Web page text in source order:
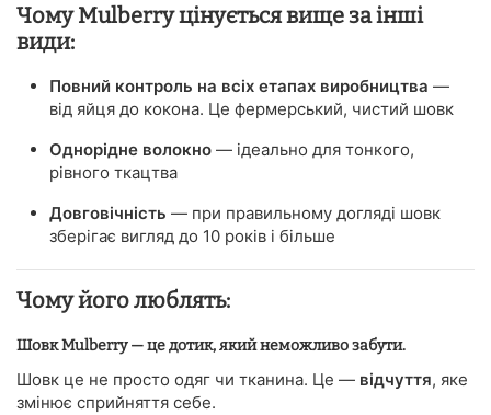
Чому Mulberry цінується вище за інші
види:
Повний контроль на всіх етапах виробництва —
від яйця до кокона. Це фермерський, чистий шовк
Однорідне волокно — ідеально для тонкого,
рівного ткацтва
Довговічність — при правильному догляді шовк
зберігає вигляд до 10 років і більше
Чому його люблять:
Шовк Mulberry — це дотик, який неможливо забути.
Шовк це не просто одяг чи тканина. Це — відчуття, яке
змінює сприйняття себе.